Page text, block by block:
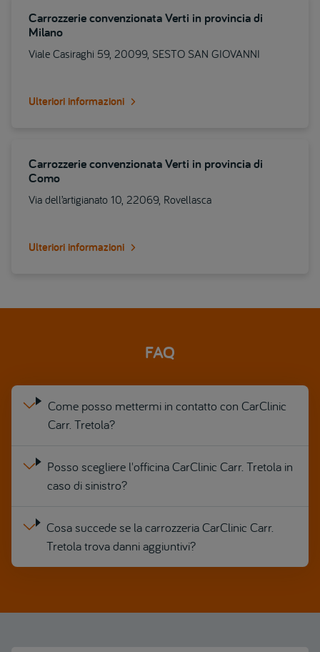
Carrozzerie convenzionata Verti in provincia di
Milano
Viale Casiraghi 59, 20099, SESTO SAN GIOVANNI
Ulteriori informazioni
Carrozzerie convenzionata Verti in provincia di
Como
Via dell’artigianato 10, 22069, Rovellasca
Ulteriori informazioni
FAQ
Come posso mettermi in contatto con CarClinic
Carr. Tretola?
Posso scegliere l'officina CarClinic Carr. Tretola in
caso di sinistro?
Cosa succede se la carrozzeria CarClinic Carr.
Tretola trova danni aggiuntivi?